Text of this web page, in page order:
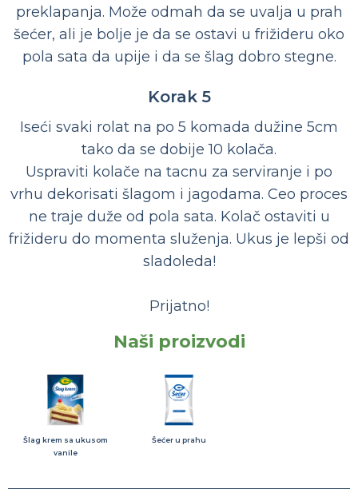
preklapanja. Može odmah da se uvalja u prah
šećer, ali je bolje je da se ostavi u frižideru oko
pola sata da upije i da se šlag dobro stegne.
Korak 5
Iseći svaki rolat na po 5 komada dužine 5cm
tako da se dobije 10 kolača.
Uspraviti kolače na tacnu za serviranje i po
vrhu dekorisati šlagom i jagodama. Ceo proces
ne traje duže od pola sata. Kolač ostaviti u
frižideru do momenta služenja. Ukus je lepši od
sladoleda!
Prijatno!
Naši proizvodi
Šlag krem sa ukusom
vanile
Šećer u prahu